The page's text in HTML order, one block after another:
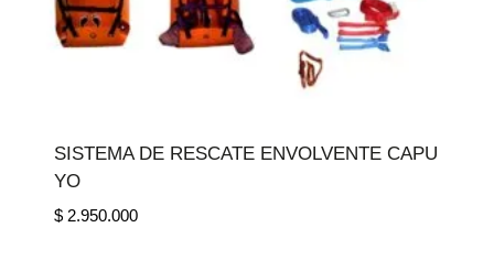
SISTEMA DE RESCATE ENVOLVENTE CAPU
YO
$2.950.000